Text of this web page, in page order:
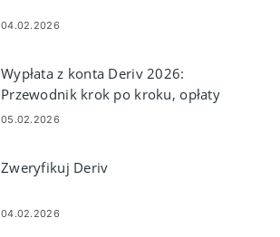
04.02.2026
Wypłata z konta Deriv 2026:
Przewodnik krok po kroku, opłaty
i czas przetwarzania
05.02.2026
Zweryfikuj Deriv
04.02.2026